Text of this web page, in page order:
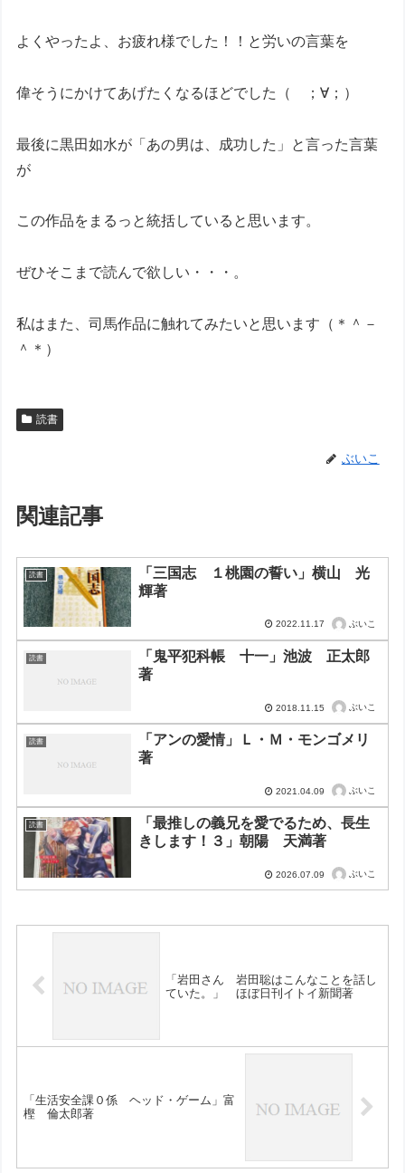
よくやったよ、お疲れ様でした！！と労いの言葉を
偉そうにかけてあげたくなるほどでした（ ；∀；）
最後に黒田如水が「あの男は、成功した」と言った言葉
が
この作品をまるっと統括していると思います。
ぜひそこまで読んで欲しい・・・。
私はまた、司馬作品に触れてみたいと思います（＊＾－
＾＊）
読書
ぶいこ
関連記事
読書
「三国志 １桃園の誓い」横山 光
輝著
2022.11.17 ぶいこ
読書
「鬼平犯科帳 十一」池波 正太郎
著
2018.11.15 ぶいこ
読書
「アンの愛情」Ｌ・Ｍ・モンゴメリ
著
2021.04.09 ぶいこ
読書
「最推しの義兄を愛でるため、長生
きします！３」朝陽 天満著
2026.07.09 ぶいこ
「岩田さん 岩田聡はこんなことを話し
ていた。」 ほぼ日刊イトイ新聞著
「生活安全課０係 ヘッド・ゲーム」富
樫 倫太郎著